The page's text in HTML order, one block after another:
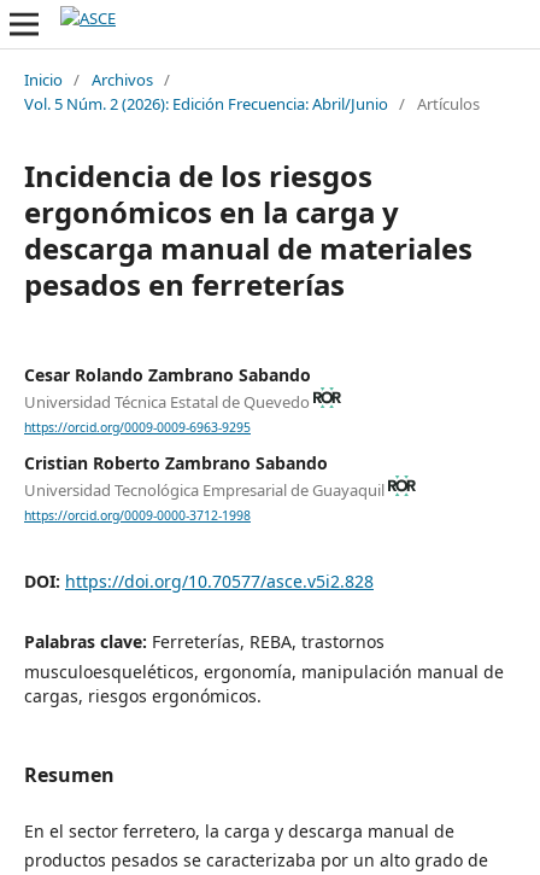
Inicio / Archivos /
Vol. 5 Núm. 2 (2026): Edición Frecuencia: Abril/Junio / Artículos
Incidencia de los riesgos
ergonómicos en la carga y
descarga manual de materiales
pesados en ferreterías
Cesar Rolando Zambrano Sabando
Universidad Técnica Estatal de Quevedo
https://orcid.org/0009-0009-6963-9295
Cristian Roberto Zambrano Sabando
Universidad Tecnológica Empresarial de Guayaquil
https://orcid.org/0009-0000-3712-1998
DOI: https://doi.org/10.70577/asce.v5i2.828
Palabras clave: Ferreterías, REBA, trastornos
musculoesqueléticos, ergonomía, manipulación manual de
cargas, riesgos ergonómicos.
Resumen
En el sector ferretero, la carga y descarga manual de
productos pesados se caracterizaba por un alto grado de